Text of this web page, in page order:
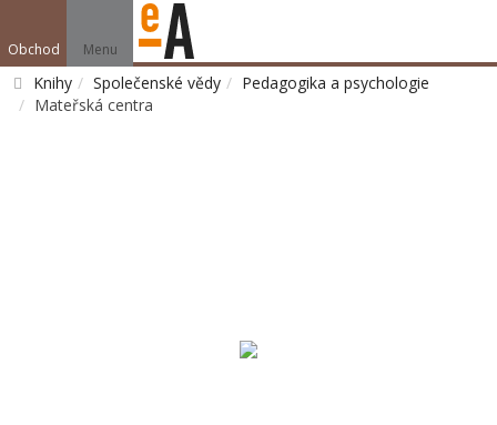
Obchod Menu
Knihy Společenské vědy
Pedagogika a psychologie
Mateřská centra